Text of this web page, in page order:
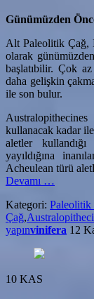
Günümüzden
Alt Paleolitik Çağ,
olarak
başlatıbilir. Çok
daha gelişkin
ile son bulur.
kullanacak kadar
aletler
yayıldığına
Acheulean türü
Devamı
Çağ
…
Kategori: Paleolitik
Çağ,
yapınvinifera 12
10 KAS